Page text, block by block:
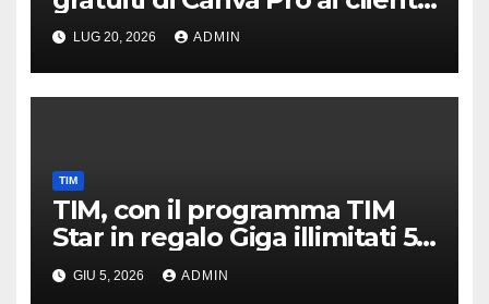
di linea fissa e mobile
LUG 20, 2026 ADMIN
TIM
TIM, con il programma TIM
Star in regalo Giga illimitati 5G
per 1 mese
GIU 5, 2026 ADMIN